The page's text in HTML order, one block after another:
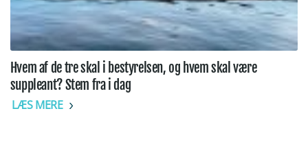
Hvem af de tre skal i bestyrelsen, og hvem skal være
suppleant? Stem fra i dag
LÆS MERE